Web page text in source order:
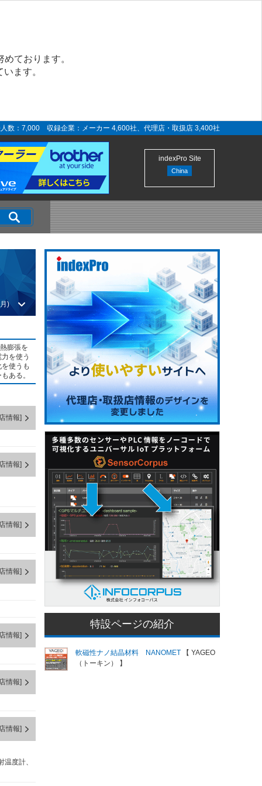
ております。
ます。
数：7,000 収録企業：メーカー 4,600社、代理店・取扱店 3,400社
indexPro Site
China
)
膨張を
を使う
使うも
ある。
情報]
情報]
情報]
情報]
情報]
情報]
情報]
度計、
特設ページの紹介
軟磁性ナノ結晶材料 NANOMET
【 YAGEO
（トーキン） 】